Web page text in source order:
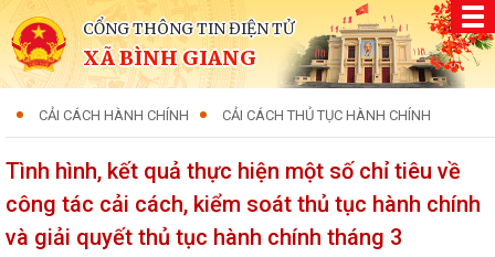
CỔNG THÔNG TIN ĐIỆN TỬ
XÃ BÌNH GIANG
CẢI CÁCH HÀNH CHÍNH CẢI CÁCH THỦ TỤC HÀNH CHÍNH
Tình hình, kết quả thực hiện một số chỉ tiêu về
công tác cải cách, kiểm soát thủ tục hành chính
và giải quyết thủ tục hành chính tháng 3